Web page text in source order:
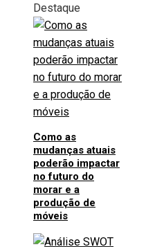
Destaque
Como as
mudanças atuais
poderão impactar
no futuro do
morar e a
produção de
móveis